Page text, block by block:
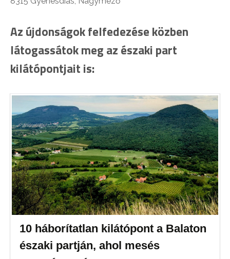
Az újdonságok felfedezése közben
látogassátok meg az északi part
kilátópontjait is:
10 háborítatlan kilátópont a Balaton
északi partján, ahol mesés